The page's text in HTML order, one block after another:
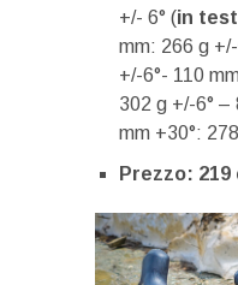
+/- 6° (in
mm: 266 g
+/-6°- 110
302 g +/-6° –
mm +30°:
Prezzo: 219